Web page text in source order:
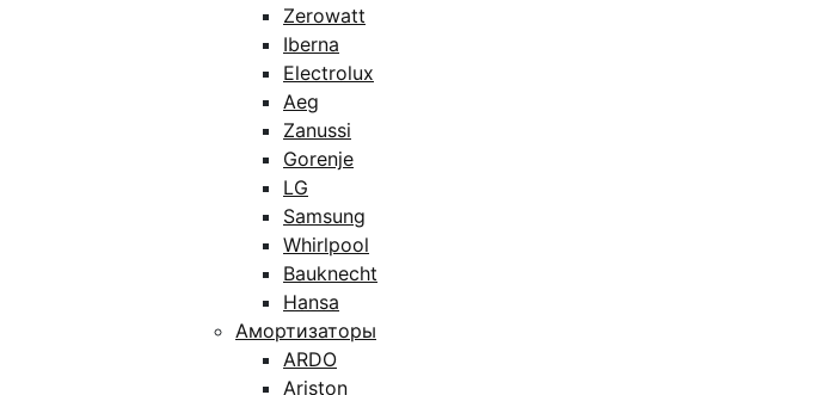
Zerowatt
Iberna
Electrolux
Aeg
Zanussi
Gorenje
LG
Samsung
Whirlpool
Bauknecht
Hansa
Амортизаторы
ARDO
Ariston